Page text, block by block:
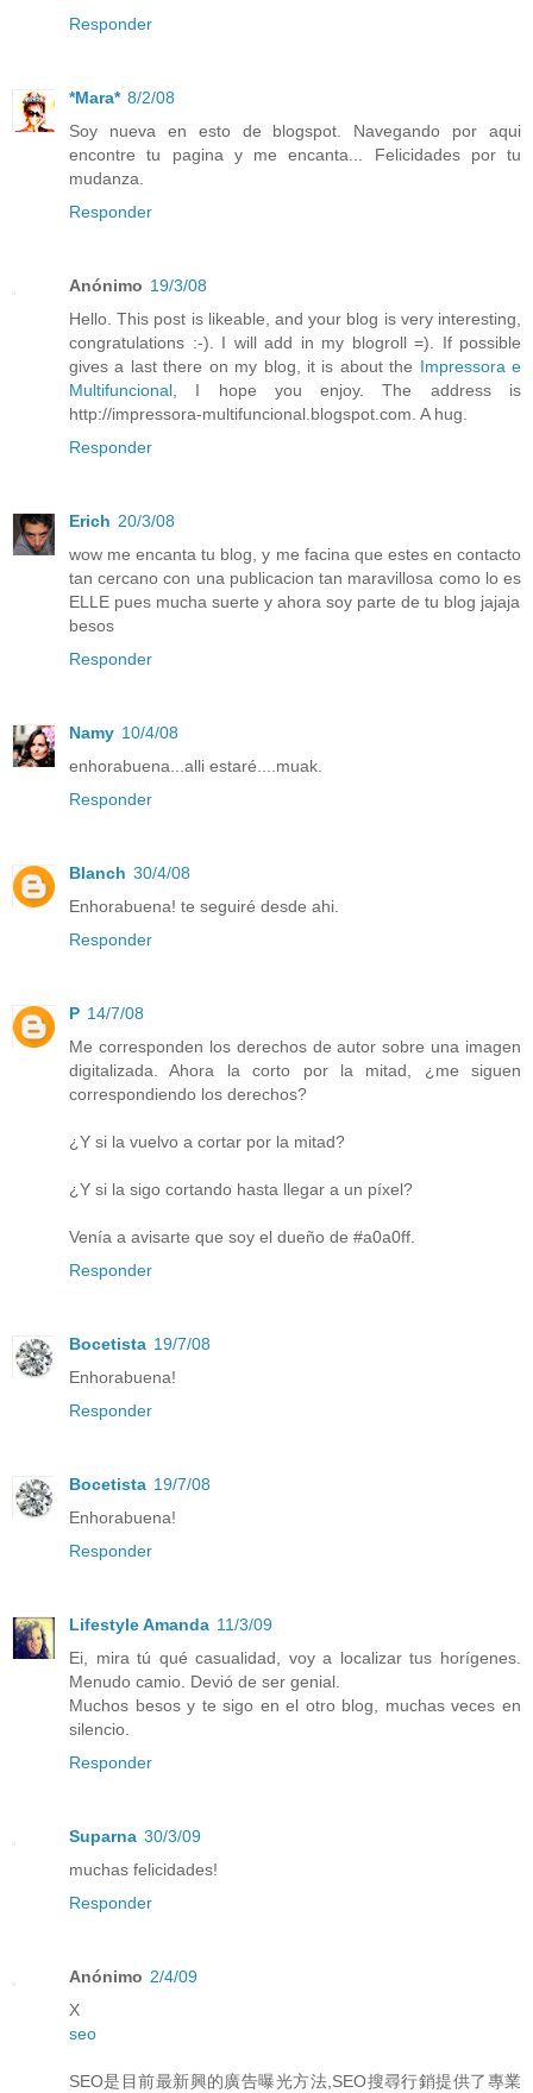
Responder
*Mara* 8/2/08
Soy nueva en esto de blogspot. Navegando por aqui
encontre tu pagina y me encanta... Felicidades por tu
mudanza.
Responder
Anónimo 19/3/08
Hello. This post is likeable, and your blog is very interesting,
congratulations :-). I will add in my blogroll =). If possible
gives a last there on my blog, it is about the Impressora e
Multifuncional, I hope you enjoy. The address is
http://impressora-multifuncional.blogspot.com. A hug.
Responder
Erich 20/3/08
wow me encanta tu blog, y me facina que estes en contacto
tan cercano con una publicacion tan maravillosa como lo es
ELLE pues mucha suerte y ahora soy parte de tu blog jajaja
besos
Responder
Namy 10/4/08
enhorabuena...alli estaré....muak.
Responder
Blanch 30/4/08
Enhorabuena! te seguiré desde ahi.
Responder
P 14/7/08
Me corresponden los derechos de autor sobre una imagen
digitalizada. Ahora la corto por la mitad, ¿me siguen
correspondiendo los derechos?
¿Y si la vuelvo a cortar por la mitad?
¿Y si la sigo cortando hasta llegar a un píxel?
Venía a avisarte que soy el dueño de #a0a0ff.
Responder
Bocetista 19/7/08
Enhorabuena!
Responder
Bocetista 19/7/08
Enhorabuena!
Responder
Lifestyle Amanda 11/3/09
Ei, mira tú qué casualidad, voy a localizar tus horígenes.
Menudo camio. Devió de ser genial.
Muchos besos y te sigo en el otro blog, muchas veces en
silencio.
Responder
Suparna 30/3/09
muchas felicidades!
Responder
Anónimo 2/4/09
X
seo
SEO是目前最新興的廣告曝光方法,SEO搜尋行銷提供了專業